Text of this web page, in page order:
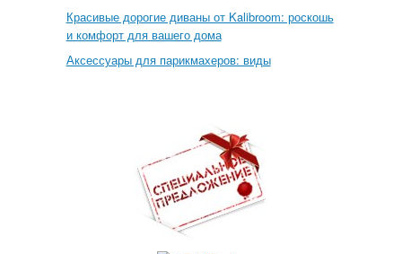
Красивые дорогие диваны от Kalibroom: роскошь
и комфорт для вашего дома
Аксессуары для парикмахеров: виды